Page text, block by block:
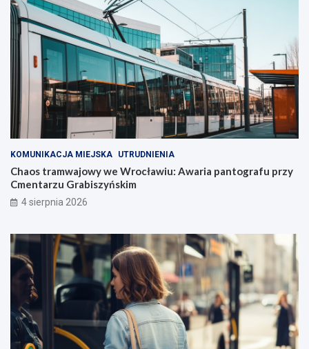
KOMUNIKACJA MIEJSKA UTRUDNIENIA
Chaos tramwajowy we Wrocławiu: Awaria pantografu przy
Cmentarzu Grabiszyńskim
4 sierpnia 2026